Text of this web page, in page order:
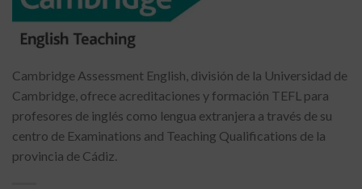
Cambridge Assessment English, división de la Universidad de
Cambridge, ofrece acreditaciones y formación TEFL para
profesores de inglés como lengua extranjera a través de su
centro de Examinations and Teaching Qualifications de la
provincia de Cádiz.